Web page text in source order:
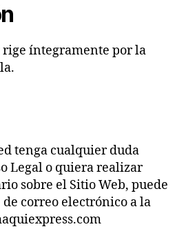
rige íntegramente por la
tenga cualquier duda
Legal o quiera realizar
sobre el Sitio Web, puede
correo electrónico a la